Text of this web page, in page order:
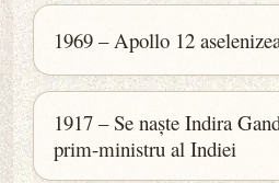
1969 – Apollo 12
1917 – Se naște Indira
prim-ministru al Indiei